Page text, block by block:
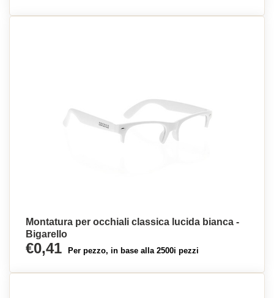
Montatura per occhiali classica lucida bianca -
Bigarello
€0,41 Per pezzo, in base alla 2500i pezzi